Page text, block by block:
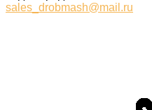
sales_drobmash@mail.ru